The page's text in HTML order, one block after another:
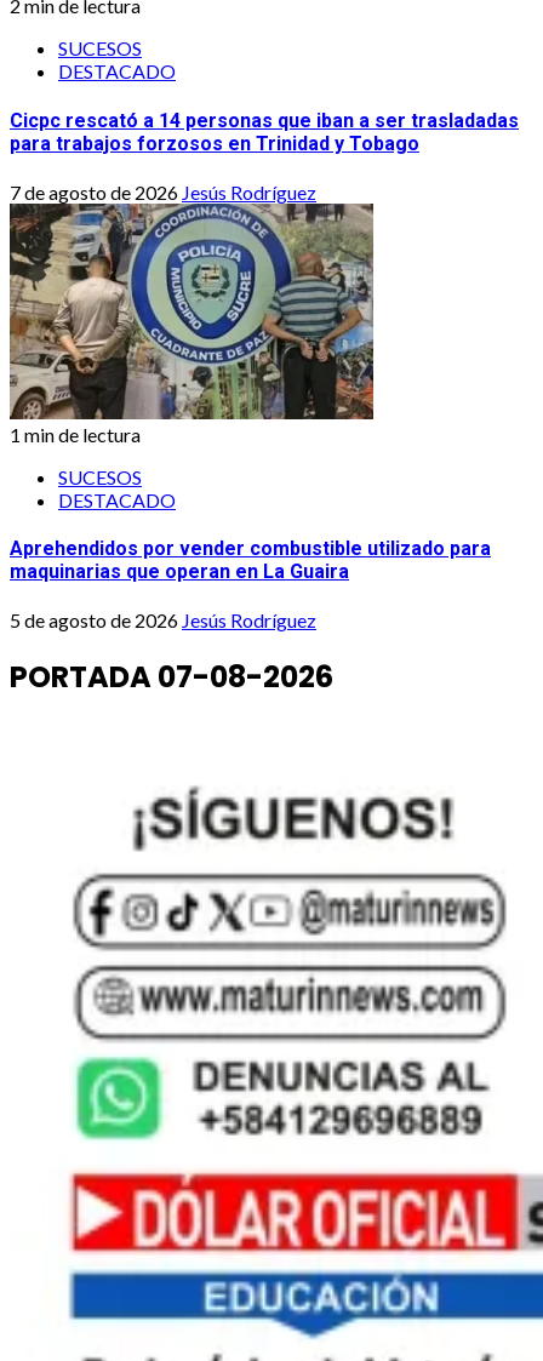
2 min de lectura
SUCESOS
DESTACADO
Cicpc rescató a 14 personas que iban a ser trasladadas
para trabajos forzosos en Trinidad y Tobago
7 de agosto de 2026 Jesús Rodríguez
1 min de lectura
SUCESOS
DESTACADO
Aprehendidos por vender combustible utilizado para
maquinarias que operan en La Guaira
5 de agosto de 2026 Jesús Rodríguez
PORTADA 07-08-2026